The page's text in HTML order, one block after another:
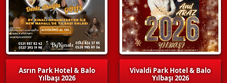
Asrın Park Hotel & Balo
Yılbaşı 2026
Vivaldi Park Hotel & Balo
Yılbaşı 2026